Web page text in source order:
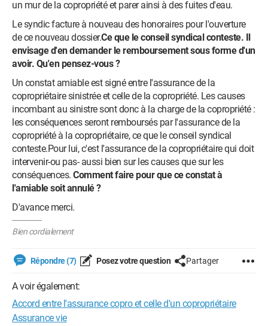
un mur de la copropriété et parer ainsi à des fuites d'eau.
Le syndic facture à nouveau des honoraires pour l'ouverture
de ce nouveau dossier.Ce que le conseil syndical conteste. Il
envisage d'en demander le remboursement sous forme d'un
avoir. Qu'en pensez-vous ?
Un constat amiable est signé entre l'assurance de la
copropriétaire sinistrée et celle de la copropriété. Les causes
incombant au sinistre sont donc à la charge de la copropriété :
les conséquences seront remboursés par l'assurance de la
copropriété à la copropriétaire, ce que le conseil syndical
conteste.Pour lui, c'est l'assurance de la copropriétaire qui doit
intervenir-ou pas- aussi bien sur les causes que sur les
conséquences. Comment faire pour que ce constat à
l'amiable soit annulé ?
D'avance merci.
Bien cordialement
Répondre (7) Posez votre question Partager
A voir également:
Accord entre l'assurance copro et celle d'un copropriétaire
Assurance vie